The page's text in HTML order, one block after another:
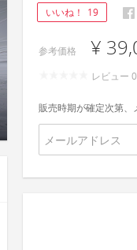
いいね！ 19
参考価格 ¥
レビュー 0
販売時期が確定次第、